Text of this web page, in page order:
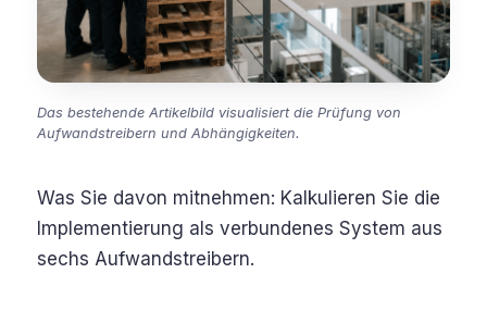
Das bestehende Artikelbild visualisiert die Prüfung von
Aufwandstreibern und Abhängigkeiten.
Was Sie davon mitnehmen: Kalkulieren Sie die
Implementierung als verbundenes System aus
sechs Aufwandstreibern.